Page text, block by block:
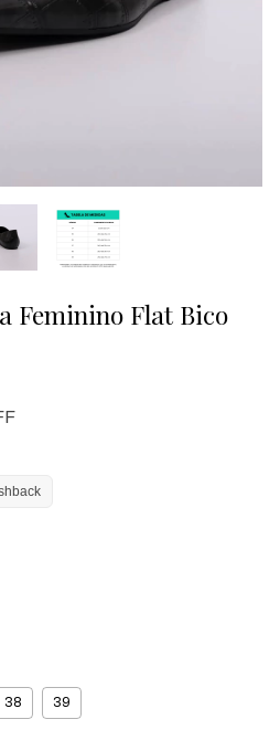
Feminino Flat Bico
38 39